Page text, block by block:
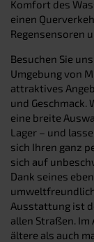
Komfort des
einen
Regensensoren
Besuchen Sie
Umgebung von
attraktives
und Geschmack.
eine breite
Lager – und
sich Ihren ganz
sich auf
Dank seines
Ausstattung ist
allen Straßen.
ältere als auch